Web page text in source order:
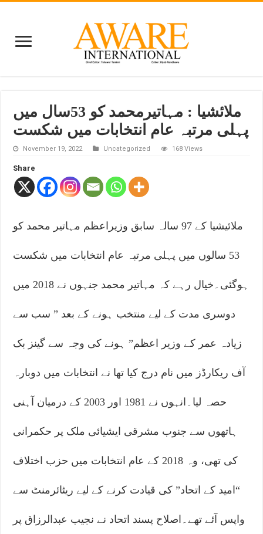
ملائشیا : مہاتیرمحمد کو 53سال میں
پہلی مرتبہ عام انتخابات میں شکست
November 19, 2022 Uncategorized 168 Views
Share
ملائیشیا کے 97 سالہ سابق وزیراعظم مہاتیر محمد کو
53 سالوں میں پہلی مرتبہ عام انتخابات میں شکست
ہوگئی۔خیال رہے کہ مہاتیر محمد جنہوں نے 2018 میں
دوسری مدت کے لیے منتخب ہونے کے بعد ” سب سے
زیادہ عمر کے وزیر اعظم” ہونے کی وجہ سے گینز بک
آف ریکارڈز میں نام درج کیا تھا نے انتخابات میں دوبارہ
حصہ لیا۔انہوں نے 1981 اور 2003 کے درمیان آہنی
ہاتھوں سے جنوب مشرقی ایشیائی ملک پر حکمرانی
کی تھی، وہ 2018 کے عام انتخابات میں حزب اختلاف
“امید کے اتحاد” کی قیادت کرنے کے لیے ریٹائرمنٹ سے
واپس آئے تھے۔اصلاح پسند اتحاد نے نجیب عبدالرزاق پر